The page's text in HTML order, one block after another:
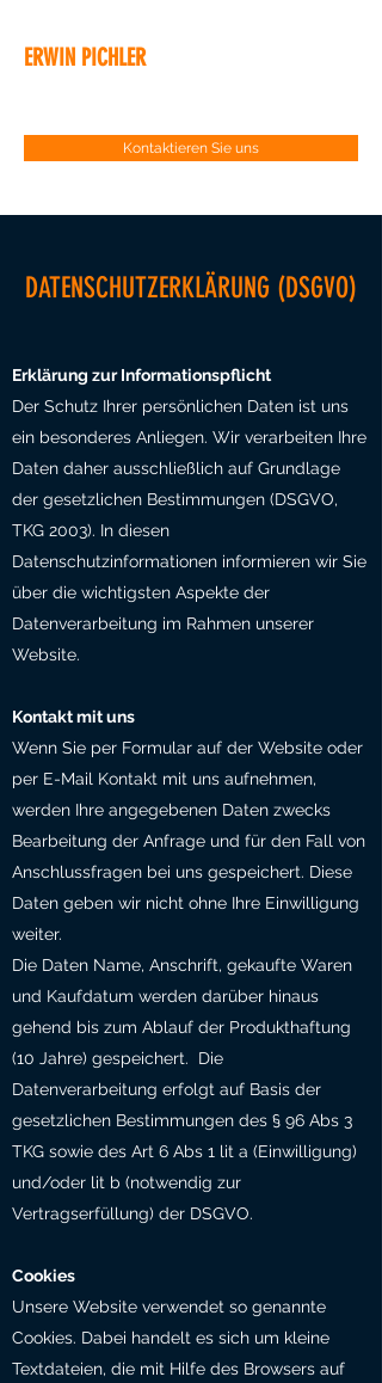
ERWIN PICHLER
Kontaktieren Sie uns
DATENSCHUTZERKLÄRUNG (DSGVO)
Erklärung zur Informationspflicht
Der Schutz Ihrer persönlichen Daten ist uns
ein besonderes Anliegen. Wir verarbeiten Ihre
Daten daher ausschließlich auf Grundlage
der gesetzlichen Bestimmungen (DSGVO,
TKG 2003). In diesen
Datenschutzinformationen informieren wir Sie
über die wichtigsten Aspekte der
Datenverarbeitung im Rahmen unserer
Website.
Kontakt mit uns
Wenn Sie per Formular auf der Website oder
per E-Mail Kontakt mit uns aufnehmen,
werden Ihre angegebenen Daten zwecks
Bearbeitung der Anfrage und für den Fall von
Anschlussfragen bei uns gespeichert. Diese
Daten geben wir nicht ohne Ihre Einwilligung
weiter.
Die Daten Name, Anschrift, gekaufte Waren
und Kaufdatum werden darüber hinaus
gehend bis zum Ablauf der Produkthaftung
(10 Jahre) gespeichert. Die
Datenverarbeitung erfolgt auf Basis der
gesetzlichen Bestimmungen des § 96 Abs 3
TKG sowie des Art 6 Abs 1 lit a (Einwilligung)
und/oder lit b (notwendig zur
Vertragserfüllung) der DSGVO.
Cookies
Unsere Website verwendet so genannte
Cookies. Dabei handelt es sich um kleine
Textdateien, die mit Hilfe des Browsers auf